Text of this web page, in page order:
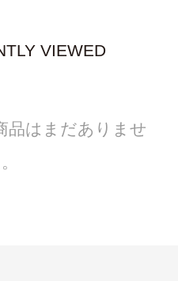
VIEWED
品はまだありませ